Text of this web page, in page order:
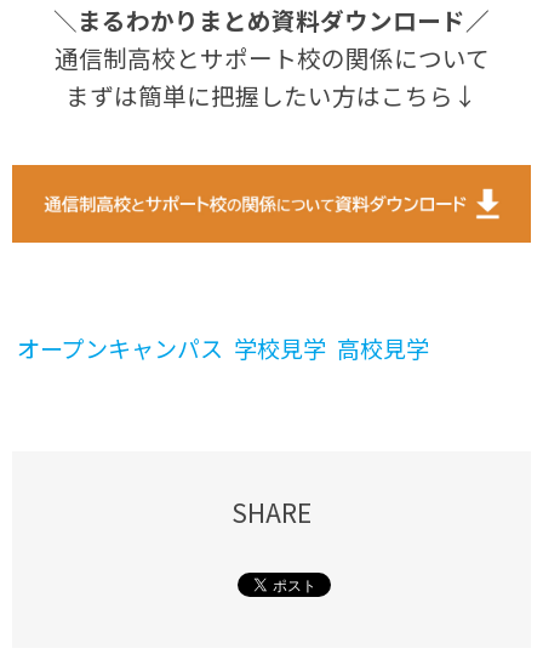
＼ まるわかりまとめ資料ダウンロード／
通信制高校とサポート校の関係について
まずは簡単に把握したい方はこちら↓
オープンキャンパス 学校見学 高校見学
SHARE